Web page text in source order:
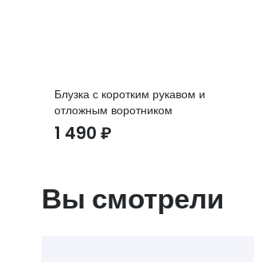
Блузка с коротким рукавом и
отложным воротником
1 490 ₽
Вы смотрели